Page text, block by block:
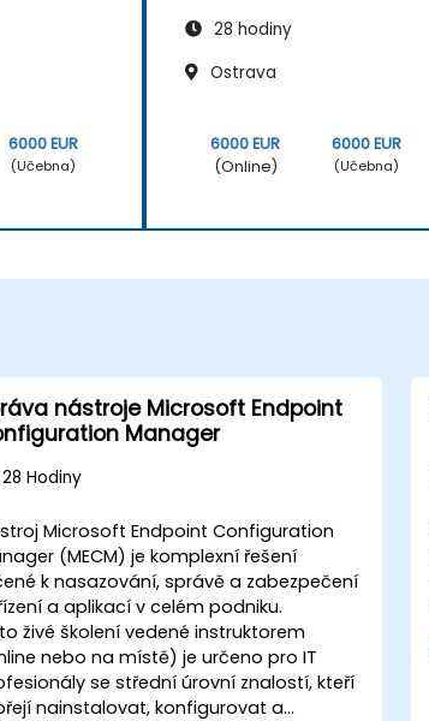
6000 EUR
(Učebna)
28 hodiny
Ostrava
6000 EUR
(Online)
6000 EUR
(Učebna)
nástroje Microsoft Endpoint
Manager
28 Hodiny
Microsoft Endpoint Configuration
(MECM) je komplexní řešení
k nasazování, správě a zabezpečení
a aplikací v celém podniku.
živé školení vedené instruktorem
nebo na místě) je určeno pro IT
se střední úrovní znalostí, kteří
nainstalovat, konfigurovat a